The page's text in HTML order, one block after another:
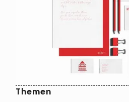
Themen